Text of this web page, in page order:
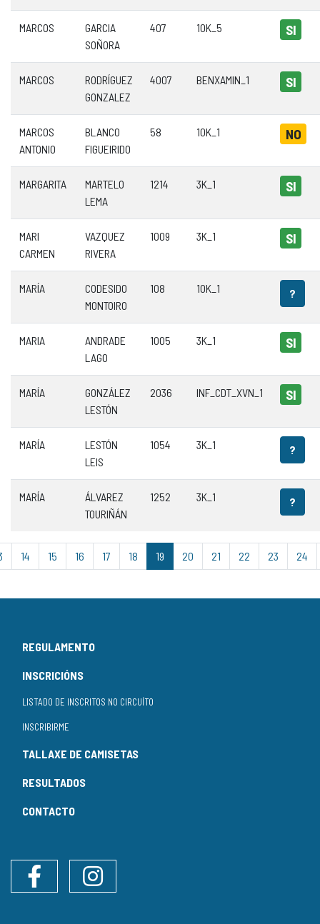
MARCOS
GARCIA
SOÑORA
407 10K_5 SI
MARCOS
RODRÍGUEZ
GONZALEZ
4007 BENXAMIN_1 SI
MARCOS
ANTONIO
BLANCO
FIGUEIRIDO
58 10K_1 NO
MARGARITA
MARTELO
LEMA
1214 3K_1 SI
MARI
CARMEN
VAZQUEZ
RIVERA
1009 3K_1 SI
MARÍA
CODESIDO
MONTOIRO
108 10K_1 ?
MARIA
ANDRADE
LAGO
1005 3K_1 SI
MARÍA
GONZÁLEZ
LESTÓN
2036 INF_CDT_XVN_1 SI
MARÍA
LESTÓN
LEIS
1054 3K_1 ?
MARÍA
ÁLVAREZ
TOURIÑÁN
1252 3K_1 ?
14 15 16 17 18 19 20 21 22 23 24
REGULAMENTO
INSCRICIÓNS
LISTADO DE INSCRITOS NO CIRCUÍTO
INSCRIBIRME
TALLAXE DE CAMISETAS
RESULTADOS
CONTACTO
Instagram